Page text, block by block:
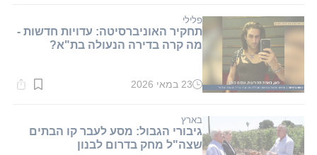
דקות.
פלילי
תחקיר האוניברסיטה: עדויות חדשות -
מה קרה בדירה הנעולה בת"א?
זמן
דקות.
23 במאי 2026
בארץ
גיבורי הגבול: מסע לעבר קו הבתים
שצה"ל מחק בדרום לבנון